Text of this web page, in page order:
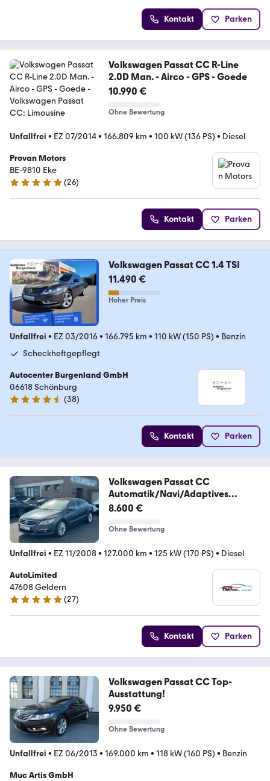
Kontakt Parken
Volkswagen Passat CC R-Line
2.0D Man. - Airco - GPS - Goede
10.990 €
Ohne Bewertung
Unfallfrei • EZ 07/2014• 166.809 km • 100 kW (136 PS) • Diesel
Provan Motors
BE-9810 Eke
5 Sterne
(26)
Kontakt Parken
Volkswagen Passat CC 1.4 TSI
11.490 €
Hoher Preis
Unfallfrei • EZ 03/2016• 166.795 km • 110 kW (150 PS) • Benzin
Scheckheftgepflegt
Autocenter Burgenland GmbH
06618 Schönburg
4.7 Sterne
(38)
Kontakt Parken
Volkswagen Passat CC
Automatik/Navi/Adaptives
Fahrwerk
8.600 €
Ohne Bewertung
Unfallfrei • EZ 11/2008• 127.000 km • 125 kW (170 PS) • Diesel
AutoLimited
47608 Geldern
5 Sterne
(27)
Kontakt Parken
Volkswagen Passat CC Top-
Ausstattung!
9.950 €
Ohne Bewertung
Unfallfrei • EZ 06/2013 • 169.000 km • 118 kW (160 PS) • Benzin
Muc Artis GmbH